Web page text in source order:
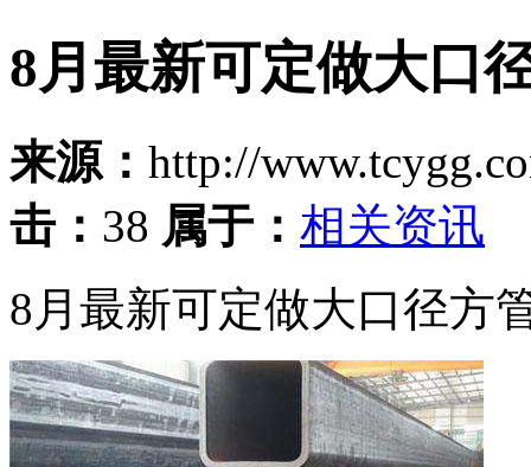
8月最新可定做大口
来源： http://
击： 38 属于： 相关资讯
8月最新可定做大口径方